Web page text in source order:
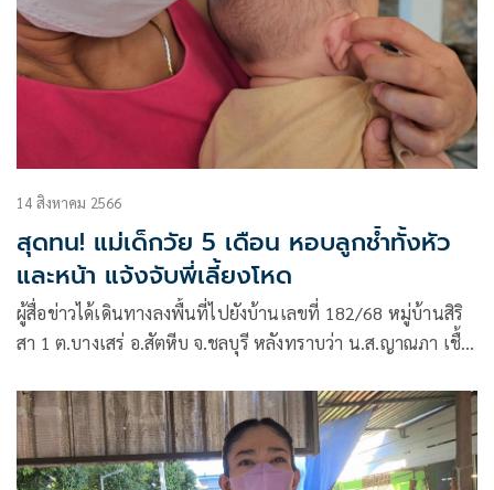
14 สิงหาคม 2566
สุดทน! แม่เด็กวัย 5 เดือน หอบลูกช้ำทั้งหัว
และหน้า แจ้งจับพี่เลี้ยงโหด
ผู้สื่อข่าวได้เดินทางลงพื้นที่ไปยังบ้านเลขที่ 182/68 หมู่บ้านสิริ
สา 1 ต.บางเสร่ อ.สัตหีบ จ.ชลบุรี หลังทราบว่า น.ส.ญาณภา เชื้อ